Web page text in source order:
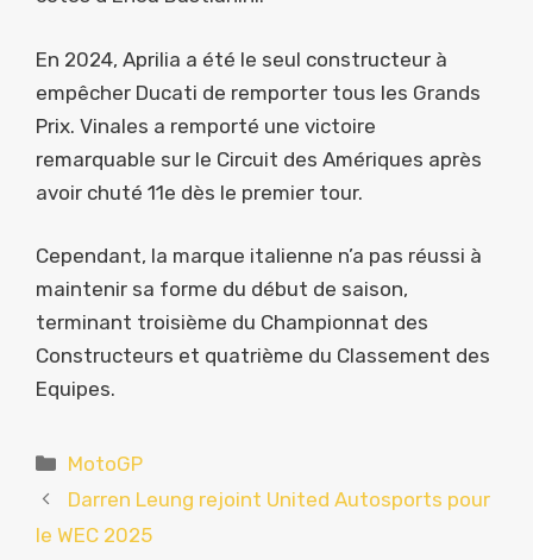
En 2024, Aprilia a été le seul constructeur à
empêcher Ducati de remporter tous les Grands
Prix. Vinales a remporté une victoire
remarquable sur le Circuit des Amériques après
avoir chuté 11e dès le premier tour.
Cependant, la marque italienne n’a pas réussi à
maintenir sa forme du début de saison,
terminant troisième du Championnat des
Constructeurs et quatrième du Classement des
Equipes.
Catégories
MotoGP
Darren Leung rejoint United Autosports pour
le WEC 2025